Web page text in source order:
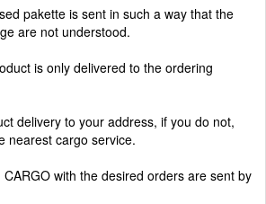
pakette is sent in such a way that the
are not understood.
is only delivered to the ordering
delivery to your address, if you do not,
nearest cargo service.
CARGO with the desired orders are sent by